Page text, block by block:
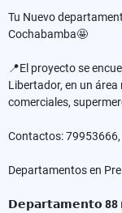
Tu Nuevo
Cochabamba🤩⁣
📍El proyecto se
Libertador, en un
comerciales,
Contactos: 79953666,
Departamentos en
𝗗𝗲𝗽𝗮𝗿𝘁𝗮𝗺𝗲𝗻𝘁𝗼 88